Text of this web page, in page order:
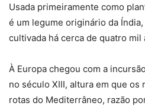
Usada primeiramente como
é um legume originário da
cultivada há cerca de quatro mil
À Europa chegou com a
no século XIII, altura em que os
rotas do Mediterrâneo, razão